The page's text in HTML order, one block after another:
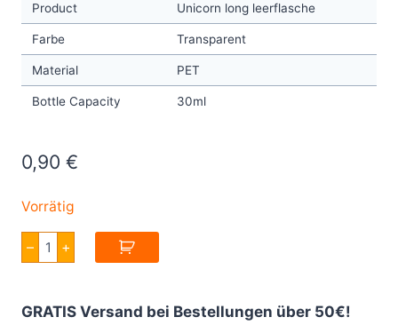
Product Unicorn long leerflasche
Farbe Transparent
Material PET
Bottle Capacity 30ml
0,90 €
Vorrätig
–
Chubby
Gorilla
30ML
Unicorn
+
GRATIS Versand bei Bestellungen über 50€!